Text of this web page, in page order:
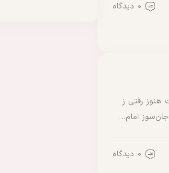
0 دیدگاه
رفتی ز
امام…
0 دیدگاه